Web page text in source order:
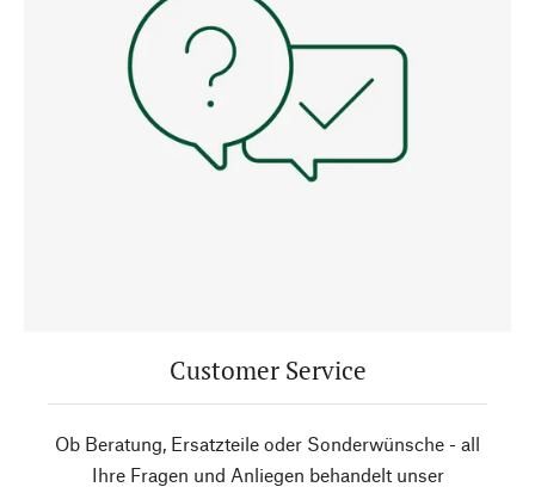
Customer Service
Ob Beratung, Ersatzteile oder Sonderwünsche - all
Ihre Fragen und Anliegen behandelt unser